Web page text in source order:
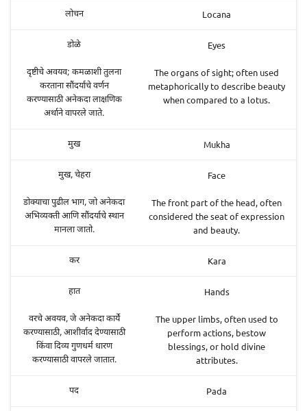
लोचन Locana
डोळे
दृष्टीचे अवयव; कमळाशी तुलना
करताना सौंदर्याचे वर्णन
करण्यासाठी अनेकदा लाक्षणिक
अर्थाने वापरले जाते.
Eyes
The organs of sight; often used
metaphorically to describe beauty
when compared to a lotus.
मुख Mukha
मुख, चेहरा
डोक्याचा पुढील भाग, जो अनेकदा
अभिव्यक्ती आणि सौंदर्याचे स्थान
मानला जातो.
Face
The front part of the head, often
considered the seat of expression
and beauty.
कर Kara
हात
वरचे अवयव, जे अनेकदा कार्ये
करण्यासाठी, आशीर्वाद देण्यासाठी
किंवा दिव्य गुणधर्म धारण
करण्यासाठी वापरले जातात.
Hands
The upper limbs, often used to
perform actions, bestow
blessings, or hold divine
attributes.
पद Pada